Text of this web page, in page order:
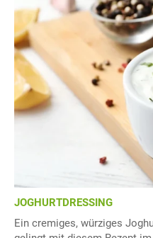
JOGHURTDRESSING
Ein cremiges, würziges